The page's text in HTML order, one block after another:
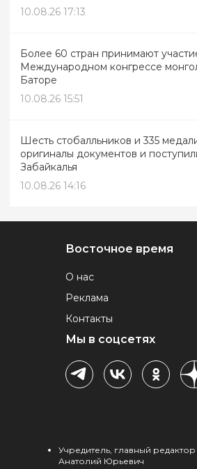
10.08.26 17:13
Более 60 стран принимают
Международном конгрессе
Баторе
10.08.26 15:51
Шесть стобалльников и 335
оригиналы документов и
Забайкалья
10.08.26 14:16
Восточное время
О нас
Реклама
Контакты
Мы в соцсетях
Учредитель, главный
Анатолий Юрьевич